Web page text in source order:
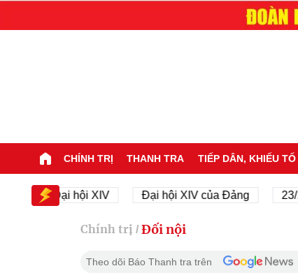
CHÍNH TRỊ THANH TRA TIẾP DÂN, KHIẾU TỐ
Đại hội XIV Đại hội XIV của Đảng 23/11/
Chính trị / Đối nội
Theo dõi Báo Thanh tra trên